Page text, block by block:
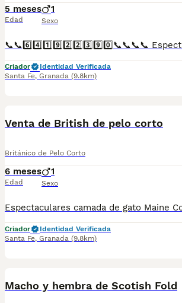
5 meses
Edad
1
Sexo
Criador
Identidad Verificada
Santa Fe, Granada (9.8km)
Venta de British de pelo corto
Británico de Pelo Corto
6 meses
Edad
1
Sexo
Criador
Identidad Verificada
Santa Fe, Granada (9.8km)
Macho y hembra de Scotish Fold